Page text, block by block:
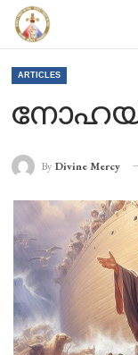
ARTICLES
By Divine Mercy